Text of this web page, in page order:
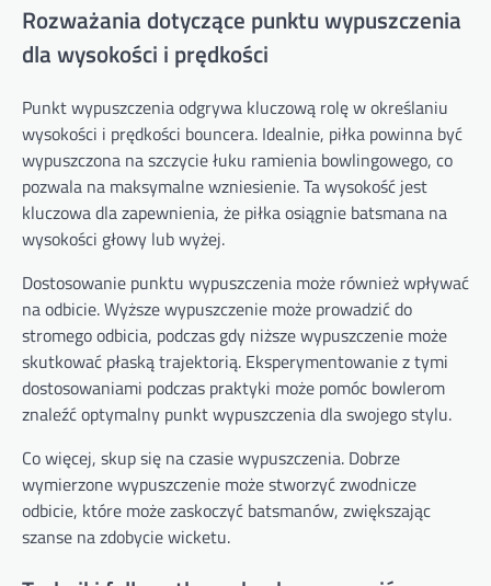
Rozważania dotyczące punktu wypuszczenia
dla wysokości i prędkości
Punkt wypuszczenia odgrywa kluczową rolę w określaniu
wysokości i prędkości bouncera. Idealnie, piłka powinna być
wypuszczona na szczycie łuku ramienia bowlingowego, co
pozwala na maksymalne wzniesienie. Ta wysokość jest
kluczowa dla zapewnienia, że piłka osiągnie batsmana na
wysokości głowy lub wyżej.
Dostosowanie punktu wypuszczenia może również wpływać
na odbicie. Wyższe wypuszczenie może prowadzić do
stromego odbicia, podczas gdy niższe wypuszczenie może
skutkować płaską trajektorią. Eksperymentowanie z tymi
dostosowaniami podczas praktyki może pomóc bowlerom
znaleźć optymalny punkt wypuszczenia dla swojego stylu.
Co więcej, skup się na czasie wypuszczenia. Dobrze
wymierzone wypuszczenie może stworzyć zwodnicze
odbicie, które może zaskoczyć batsmanów, zwiększając
szanse na zdobycie wicketu.